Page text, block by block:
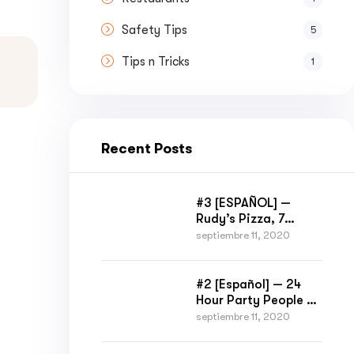
Safety Tips 5
Tips n Tricks 1
Recent Posts
#3 [ESPAÑOL] —
Rudy’s Pizza, 7
Brothers — Peak
Happy Mondays
septiembre 11, 2020
#2 [Español] — 24
Hour Party People y
Gay Village —
Liverpool tours
septiembre 11, 2020